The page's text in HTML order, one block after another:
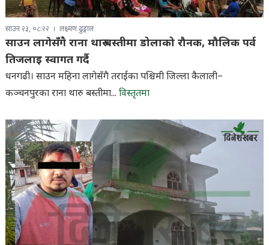
साउन २३, ०८:२२ लक्ष्मण ढुङ्गाल
साउन लागेसँगै राना थारु बस्तीमा डोलाको रौनक, मौलिक पर्व
तिजलाइ स्वागत गर्दै
धनगढी। साउन महिना लागेसँगै तराईका पश्चिमी जिल्ला कैलाली–
कञ्चनपुरका राना थारु बस्तीमा... विस्तृतमा